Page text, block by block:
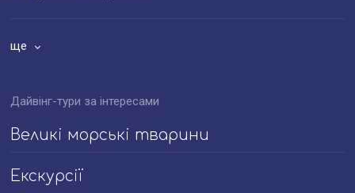
ще
Дайвінг-тури за інтересами
Великі морські тварини
Екскурсії